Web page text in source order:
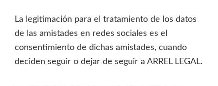
La legitimación para el tratamiento de los datos
de las amistades en redes sociales es el
consentimiento de dichas amistades, cuando
deciden seguir o dejar de seguir a ARREL LEGAL.